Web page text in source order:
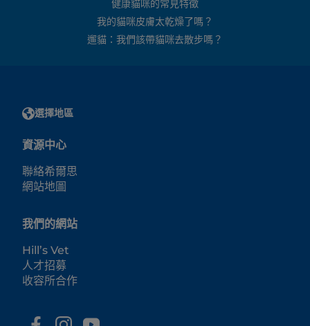
健康貓咪的常見特徵
我的貓咪皮膚太乾燥了嗎？
遛貓：我們該帶貓咪去散步嗎？
選擇地區
資源中心
聯絡希爾思
網站地圖
我們的網站
Hill’s Vet
人才招募
收容所合作